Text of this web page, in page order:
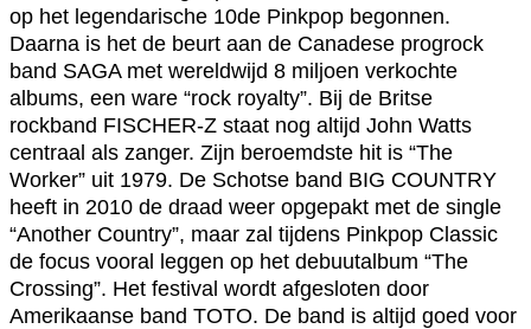
op het legendarische 10de Pinkpop begonnen.
Daarna is het de beurt aan de Canadese progrock
band SAGA met wereldwijd 8 miljoen verkochte
albums, een ware “rock royalty”. Bij de Britse
rockband FISCHER-Z staat nog altijd John Watts
centraal als zanger. Zijn beroemdste hit is “The
Worker” uit 1979. De Schotse band BIG COUNTRY
heeft in 2010 de draad weer opgepakt met de single
“Another Country”, maar zal tijdens Pinkpop Classic
de focus vooral leggen op het debuutalbum “The
Crossing”. Het festival wordt afgesloten door
Amerikaanse band TOTO. De band is altijd goed voor